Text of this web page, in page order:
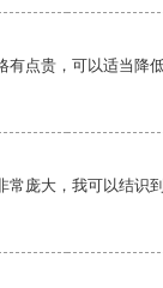
有点贵，可以适当降
常庞大，我可以结识